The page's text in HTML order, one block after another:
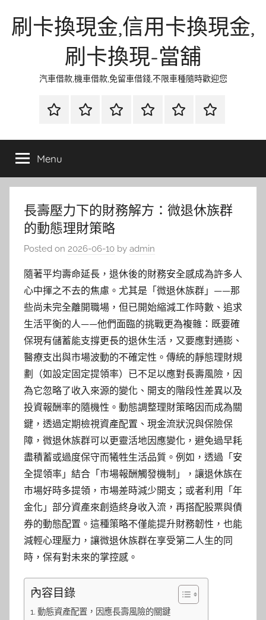
刷卡換現金,信用卡換現金,
刷卡換現-當舖
汽車借款,機車借款,免留車借錢,不限車種隨時歡迎您
首
當
金
網
資
流
時
環
清
聯
徵
Menu
長壽壓力下的財務解方：微退休族群
的動態理財策略
Posted on 2026-06-10 by admin
隨著平均壽命延長，退休後的財務安全感成為許多人
心中揮之不去的焦慮。尤其是「微退休族群」——那
些尚未完全離開職場，但已開始縮減工作時數、追求
生活平衡的人——他們面臨的挑戰更為複雜：既要確
保現有儲蓄能支撐更長的退休生活，又要應對通膨、
醫療支出與市場波動的不確定性。傳統的靜態理財規
劃（如設定固定提領率）已不足以應對長壽風險，因
為它忽略了收入來源的變化、開支的階段性差異以及
投資報酬率的隨機性。動態調整理財策略因而成為關
鍵，透過定期檢視資產配置、現金流狀況與保險保
障，微退休族群可以更靈活地因應變化，避免過早耗
盡積蓄或過度保守而犧牲生活品質。例如，透過「安
全提領率」結合「市場報酬觸發機制」，讓退休族在
市場好時多提領，市場差時減少開支；或者利用「年
金化」部分資產來創造終身收入流，再搭配股票與債
券的動態配置。這種策略不僅能提升財務韌性，也能
減輕心理壓力，讓微退休族群在享受第二人生的同
時，保有對未來的掌控感。
內容目錄
動態資產配置，因應長壽風險的關鍵